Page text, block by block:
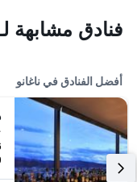
فنادق مشابهة
أفضل الفنادق في ناغانو